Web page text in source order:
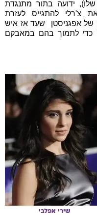
ידועה בתור מתנגדת
צ'רלי להתגייס לעזרת
של אפגניסטן  שעד אז איש
כדי לתמוך בהם במאבקם
שירי אפלבי